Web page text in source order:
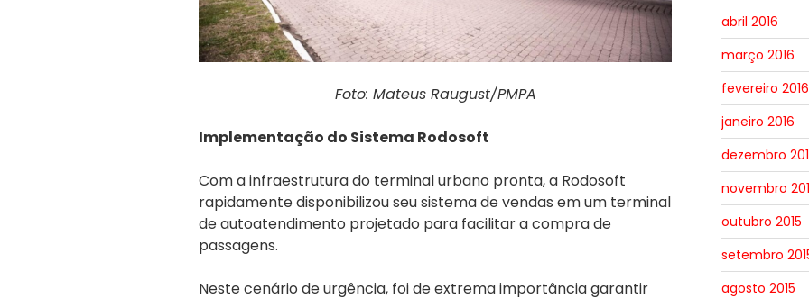
Foto: Mateus Raugust/PMPA
Implementação do Sistema Rodosoft
Com a infraestrutura do terminal urbano pronta, a Rodosoft
rapidamente disponibilizou seu sistema de vendas em um terminal
de autoatendimento projetado para facilitar a compra de
passagens.
Neste cenário de urgência, foi de extrema importância garantir
abril 2016
março 2016
fevereiro 2016
janeiro 2016
dezembro
novembro
outubro 2015
setembro
agosto 2015